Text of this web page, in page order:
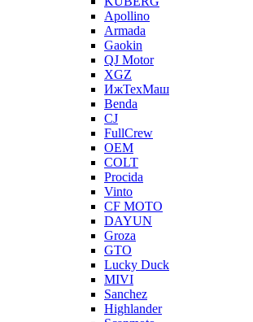
Apollino
Armada
Gaokin
QJ Motor
XGZ
ИжТехМаш
Benda
CJ
FullCrew
OEM
COLT
Procida
Vinto
CF MOTO
DAYUN
Groza
GTO
Lucky Duck
MIVI
Sanchez
Highlander